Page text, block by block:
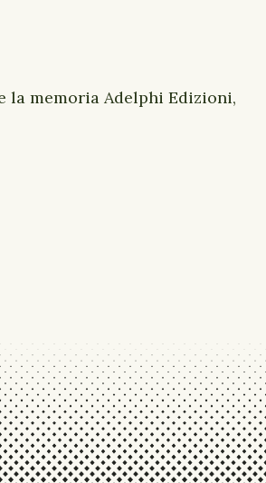
la memoria Adelphi Edizioni,